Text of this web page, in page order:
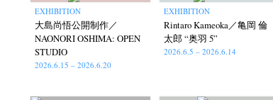
EXHIBITION
大島尚悟公開制作／
NAONORI OSHIMA: OPEN
STUDIO
2026.6.15 – 2026.6.20
EXHIBITION
Rintaro Kameoka／亀岡 倫
太郎 “奥羽 5”
2026.6.5 – 2026.6.14